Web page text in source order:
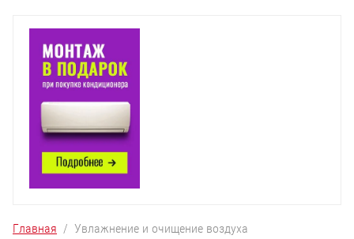
Главная
  /  Увлажнение и очищение воздуха